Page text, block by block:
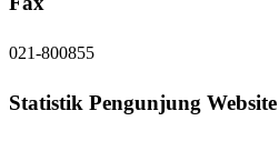
021-800855
Statistik Pengunjung Website